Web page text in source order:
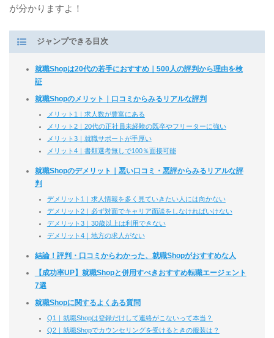
が分かりますよ！
ジャンプできる目次
就職Shopは20代の若手におすすめ｜500人の評判から理由を検
証
就職Shopのメリット｜口コミからみるリアルな評判
メリット1｜求人数が豊富にある
メリット2｜20代の正社員未経験の既卒やフリーターに強い
メリット3｜就職サポートが手厚い
メリット4｜書類選考無しで100％面接可能
就職Shopのデメリット｜悪い口コミ・悪評からみるリアルな評
判
デメリット1｜求人情報を多く見ていきたい人には向かない
デメリット2｜必ず対面でキャリア面談をしなければいけない
デメリット3｜30歳以上は利用できない
デメリット4｜地方の求人がない
結論！評判・口コミからわかった、就職Shopがおすすめな人
【成功率UP】就職Shopと併用すべきおすすめ転職エージェント
7選
就職Shopに関するよくある質問
Q1｜就職Shopは登録だけして連絡がこないって本当？
Q2｜就職Shopでカウンセリングを受けるときの服装は？